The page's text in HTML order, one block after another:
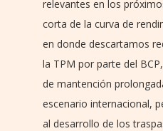
relevantes en los
corta de la curva de
en donde descartamos
la TPM por parte del
de mantención
escenario internacional,
al desarrollo de los